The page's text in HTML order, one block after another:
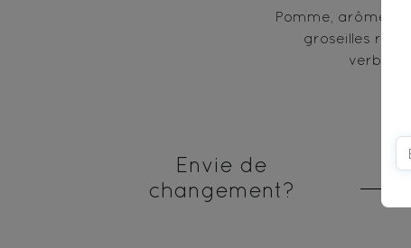
Pomme, arôme
groseilles
Envie de
changement?